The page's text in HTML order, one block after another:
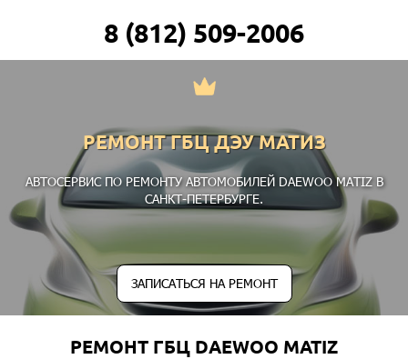
8 (812) 509-2006
РЕМОНТ ГБЦ ДЭУ МАТИЗ
АВТОСЕРВИС ПО РЕМОНТУ АВТОМОБИЛЕЙ DAEWOO MATIZ В
САНКТ-ПЕТЕРБУРГЕ.
ЗАПИСАТЬСЯ НА РЕМОНТ
РЕМОНТ ГБЦ DAEWOO MATIZ